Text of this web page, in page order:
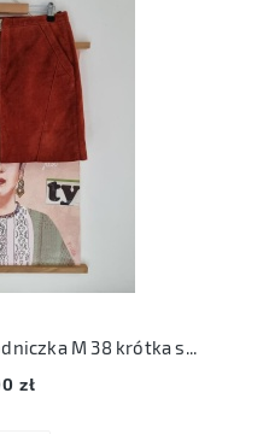
Only skórzana ruda spódniczka M 38 krótka skóra naturalna
zł